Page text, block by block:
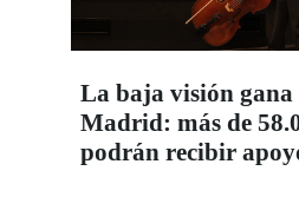
La baja visión
Madrid: más de
podrán recibir